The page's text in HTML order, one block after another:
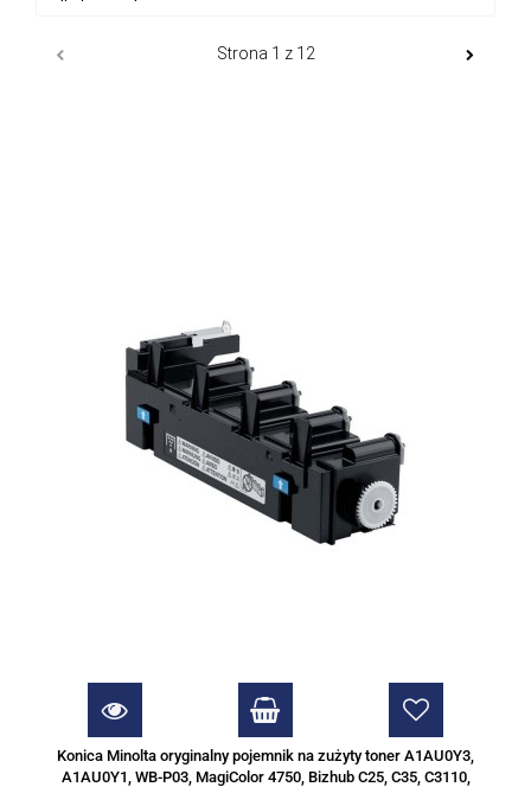
Konica Minolta oryginalny pojemnik na zużyty toner A1AU0Y3,
A1AU0Y1, WB-P03, MagiColor 4750, Bizhub C25, C35, C3110,